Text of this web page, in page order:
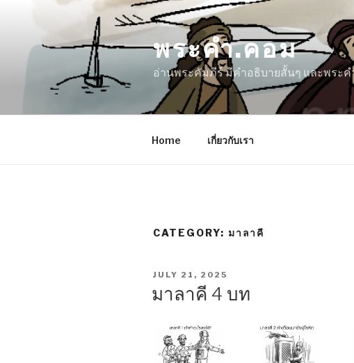
content
พระคำ.คอม
อ่านพระคัมภีร์ มีคำอธิบายสั้นๆ และพระค
Home เกี่ยวกับเรา
CATEGORY: มาลาคี
POSTED
JULY 21, 2025
มาลาคี 4 บท